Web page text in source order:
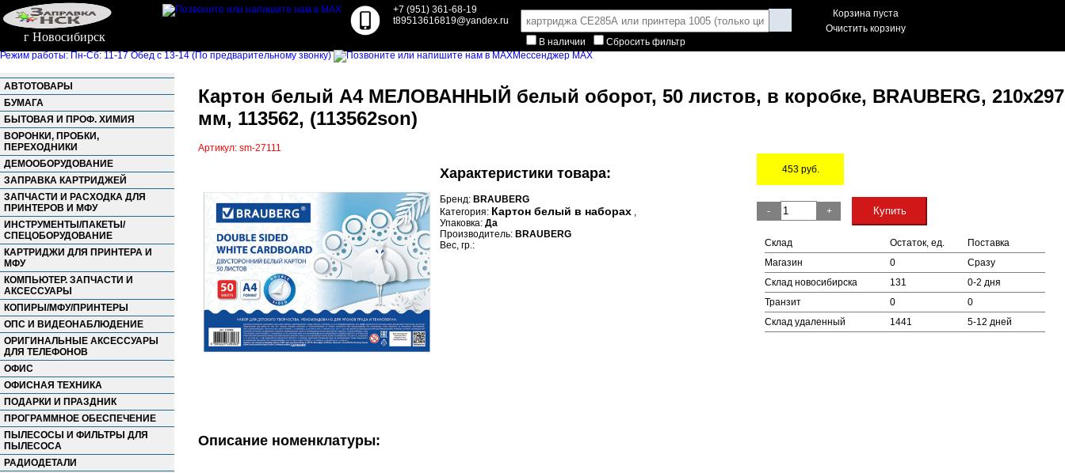
г Новосибирск
+7 (951) 361-68-19
t89513616819@yandex.ru
В наличии
Сбросить фильтр
Корзина пуста
Очистить корзину
Режим работы: Пн-Сб: 11-17 Обед с 13-14 (По предварительному звонку) Мессенджер MAX
АВТОТОВАРЫ
БУМАГА
БЫТОВАЯ И ПРОФ. ХИМИЯ
ВОРОНКИ, ПРОБКИ,
ПЕРЕХОДНИКИ
ДЕМООБОРУДОВАНИЕ
ЗАПРАВКА КАРТРИДЖЕЙ
ЗАПЧАСТИ И РАСХОДКА ДЛЯ
ПРИНТЕРОВ И МФУ
ИНСТРУМЕНТЫ/ПАКЕТЫ/
СПЕЦОБОРУДОВАНИЕ
КАРТРИДЖИ ДЛЯ ПРИНТЕРА И
МФУ
КОМПЬЮТЕР. ЗАПЧАСТИ И
АКСЕССУАРЫ
КОПИРЫ/МФУ/ПРИНТЕРЫ
ОПС И ВИДЕОНАБЛЮДЕНИЕ
ОРИГИНАЛЬНЫЕ АКСЕССУАРЫ
ДЛЯ ТЕЛЕФОНОВ
ОФИС
ОФИСНАЯ ТЕХНИКА
ПОДАРКИ И ПРАЗДНИК
ПРОГРАММНОЕ ОБЕСПЕЧЕНИЕ
ПЫЛЕСОСЫ И ФИЛЬТРЫ ДЛЯ
ПЫЛЕСОСА
РАДИОДЕТАЛИ
Картон белый А4 МЕЛОВАННЫЙ белый оборот, 50 листов, в коробке, BRAUBERG, 210х297
мм, 113562, (113562son)
Артикул: sm-27111
Характеристики товара:
Бренд: BRAUBERG
Категория: Картон белый в наборах ,
Упаковка: Да
Производитель: BRAUBERG
Вес, гр.:
453руб.
-
+ Купить
Склад Остаток, ед.
Поставка
Магазин
0
Сразу
Склад новосибирска
131
0-2 дня
Транзит
0
0
Склад удаленный
1441 5-12 дней
Описание номенклатуры: